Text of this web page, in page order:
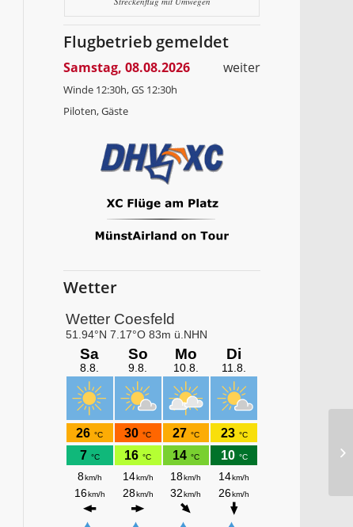
Flugbetrieb gemeldet
Samstag, 08.08.2026 weiter
Winde 12:30h, GS 12:30h
Piloten, Gäste
Wetter